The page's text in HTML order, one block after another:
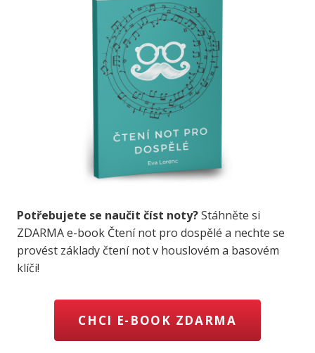
Potřebujete se naučit číst noty?Stáhněte si
ZDARMA e-book Čtení not pro dospělé a nechte se
provést základy čtení not v houslovém a basovém
klíči!
CHCI E-BOOK ZDARMA